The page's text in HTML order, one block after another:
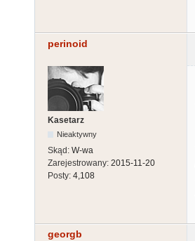
perinoid
Kasetarz
Nieaktywny
Skąd: W-wa
Zarejestrowany: 2015-11-20
Posty: 4,108
georgb